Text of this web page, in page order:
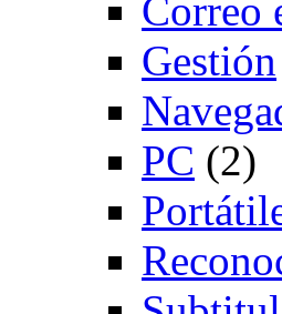
Correo
Gestión
PC (2)